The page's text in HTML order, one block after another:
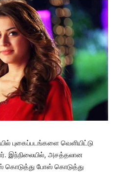
புகைப்படங்களை வெளியிட்டு
இந்நிலையில், அசத்தலான
கொடுத்து போஸ் கொடுத்து